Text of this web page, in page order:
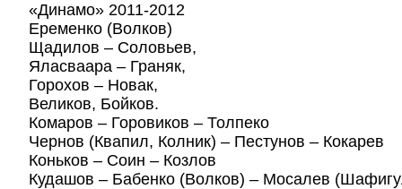
«Динамо» 2011-2012
Еременко (Волков)
Щадилов – Соловьев,
Яласваара – Граняк,
Горохов – Новак,
Великов, Бойков.
Комаров – Горовиков – Толпеко
Чернов (Квапил, Колник) – Пестунов – Кокарев
Коньков – Соин – Козлов
Кудашов – Бабенко (Волков) – Мосалев